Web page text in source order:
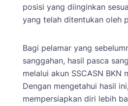
posisi yang diinginkan
yang telah ditentukan oleh
Bagi pelamar yang
sanggahan, hasil pasca
melalui akun SSCASN BKN
Dengan mengetahui hasil
mempersiapkan diri lebih